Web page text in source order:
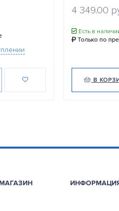
4 349.00
Есть в
Только по
В
МАГАЗИН